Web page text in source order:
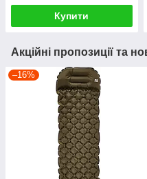
Купити
Акційні пропозиції та
–16%